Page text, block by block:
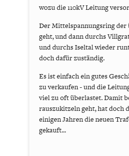
wozu die 110kV Leitung
Der Mittelspannungsring
geht, und dann durchs
und durchs Iseltal wieder
doch dafür zuständig.
Es ist einfach ein gutes
zu verkaufen - und die
viel zu oft überlastet. Damit
rauszukitzeln geht, hat doch
einigen Jahren die neuen
gekauft...